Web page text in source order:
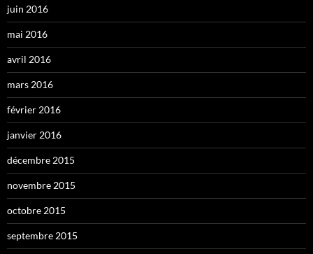
juin 2016
mai 2016
avril 2016
mars 2016
février 2016
janvier 2016
décembre 2015
novembre 2015
octobre 2015
septembre 2015